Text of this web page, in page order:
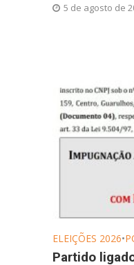
5 de agosto de
ELEIÇÕES 2026•
Partido